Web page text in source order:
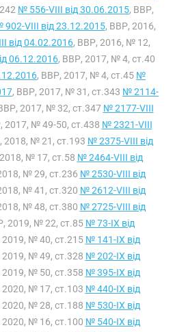
№ 556-VIII від 30.06.2015, ВВР,
902-VIII від 23.12.2015, ВВР, 2016,
від 04.02.2016, ВВР, 2016, № 12,
06.12.2016, ВВР, 2017, № 4, ст.40
, ВВР, 2017, № 4, ст.45 №
, ВВР, 2017, № 31, ст.343 № 2114-
2017, № 32, ст.347 № 2177-VIII
2017, № 49-50, ст.438 № 2321-VIII
2018, № 21, ст.193 № 2375-VIII від
№ 17, ст.58 № 2464-VIII від
№ 29, ст.236 № 2530-VIII від
№ 41, ст.320 № 2612-VIII від
№ 48, ст.380 № 2725-VIII від
2019, № 22, ст.85 № 73-IX від
2019, № 40, ст.215 № 141-IX від
2019, № 49, ст.328 № 202-IX від
2019, № 50, ст.358 № 395-IX від
2020, № 17, ст.103 № 440-IX від
2020, № 28, ст.188 № 530-IX від
2020, № 16, ст.100 № 540-IX від